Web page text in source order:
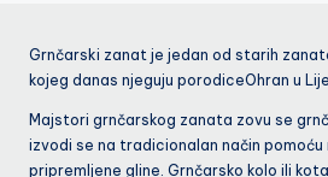
Grnčarski zanat je jedan od starih
kojeg danas njeguju porodiceOhran u
Majstori grnčarskog zanata zovu se
izvodi se na tradicionalan način pomoću
pripremljene gline. Grnčarsko kolo ili